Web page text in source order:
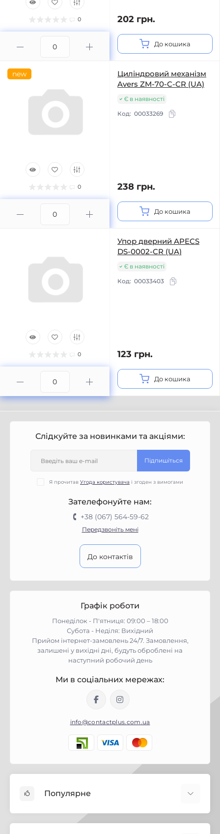
0 202 грн.
До кошика
new
0
Циліндровий механізм
Avers ZM-70-C-CR (UA)
Є в наявності
Код: 00033269
238 грн.
До кошика
0
Упор дверний APECS
DS-0002-CR (UA)
Є в наявності
Код: 00033403
123 грн.
До кошика
Слідкуйте за новинками та акціями:
Підпишіться
Я прочитав Угода користувача і згоден з вимогами
Зателефонуйте нам:
+38 (067) 564-59-62
Передзвоніть мені
До контактів
Графік роботи
Понеділок - П'ятниця: 09:00 – 18:00
Субота - Неділя: Вихідний
Прийом інтернет-замовлень 24/7. Замовлення,
залишені у вихідні дні, будуть оброблені на
наступний робочий день
Ми в соціальних мережах:
info@contactplus.com.ua
Популярне